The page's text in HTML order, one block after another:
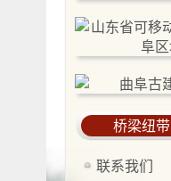
桥梁纽带
联系我们